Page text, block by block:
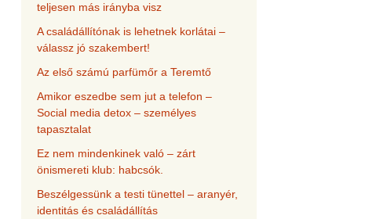
teljesen más irányba visz
A családállítónak is lehetnek korlátai –
válassz jó szakembert!
Az első számú parfümőr a Teremtő
Amikor eszedbe sem jut a telefon –
Social media detox – személyes
tapasztalat
Ez nem mindenkinek való – zárt
önismereti klub: habcsók.
Beszélgessünk a testi tünettel – aranyér,
identitás és családállítás